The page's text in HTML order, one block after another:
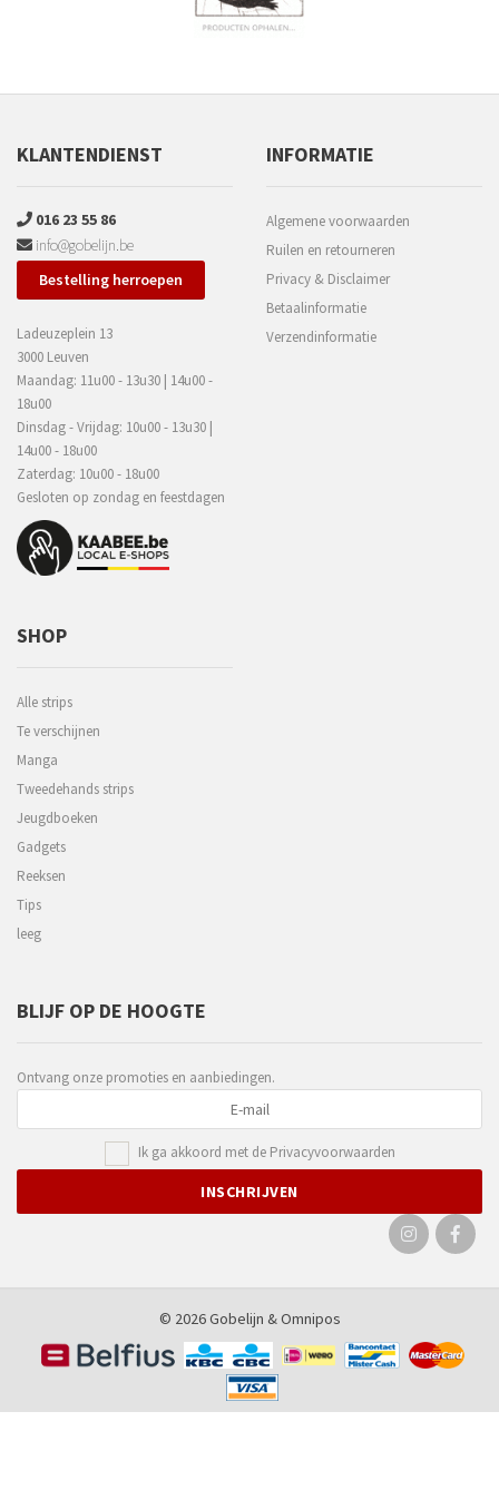
KLANTENDIENST
016 23 55 86
info@gobelijn.be
Bestelling herroepen
Ladeuzeplein 13
3000 Leuven
Maandag: 11u00 - 13u30 | 14u00 -
18u00
Dinsdag - Vrijdag: 10u00 - 13u30 |
14u00 - 18u00
Zaterdag: 10u00 - 18u00
Gesloten op zondag en feestdagen
INFORMATIE
Algemene voorwaarden
Ruilen en retourneren
Privacy & Disclaimer
Betaalinformatie
Verzendinformatie
SHOP
Alle strips
Te verschijnen
Manga
Tweedehands strips
Jeugdboeken
Gadgets
Reeksen
Tips
leeg
BLIJF OP DE HOOGTE
Ontvang onze promoties en aanbiedingen.
Ik ga akkoord met de Privacyvoorwaarden
© 2026 Gobelijn &Omnipos